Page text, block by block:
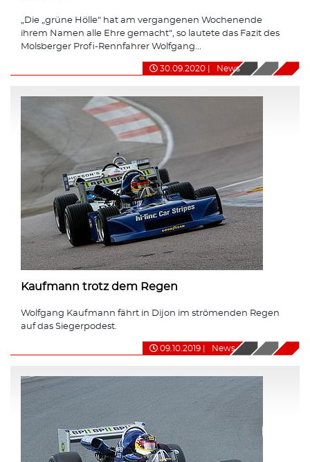
„Die „grüne Hölle“ hat am vergangenen Wochenende
ihrem Namen alle Ehre gemacht“, so lautete das Fazit des
Molsberger Profi-Rennfahrer Wolfgang...
30.09.2020 News
Kaufmann trotz dem Regen
Wolfgang Kaufmann fährt in Dijon im strömenden Regen
auf das Siegerpodest.
09.10.2019 News